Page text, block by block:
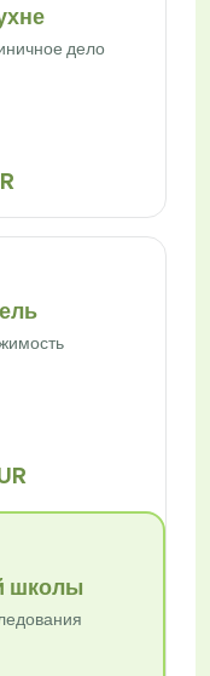
дело
школы